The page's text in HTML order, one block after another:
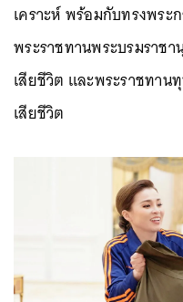
เคราะห์ พร้อมกับทรงพระ
พระราชทานพระบรมราช
เสียชีวิต และพระราชทา
เสียชีวิต